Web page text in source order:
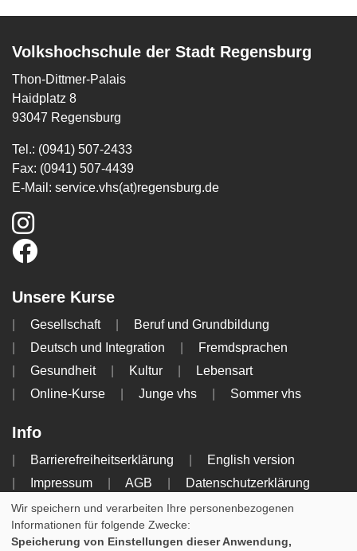
Volkshochschule der Stadt Regensburg
Thon-Dittmer-Palais
Haidplatz 8
93047 Regensburg
Tel.: (0941) 507-2433
Fax: (0941) 507-4439
E-Mail: service.vhs(at)regensburg.de
Unsere Kurse
Gesellschaft
Beruf und Grundbildung
Deutsch und Integration
Fremdsprachen
Gesundheit
Kultur
Lebensart
Online-Kurse
Junge vhs Sommer vhs
Info
Barrierefreiheitserklärung
English version
Impressum
AGB
Datenschutzerklärung
Widerrufsbelehrung
Cookie Einstellungen
Wir speichern und verarbeiten Ihre personenbezogenen
Informationen für folgende Zwecke:
Speicherung von Einstellungen dieser Anwendung,